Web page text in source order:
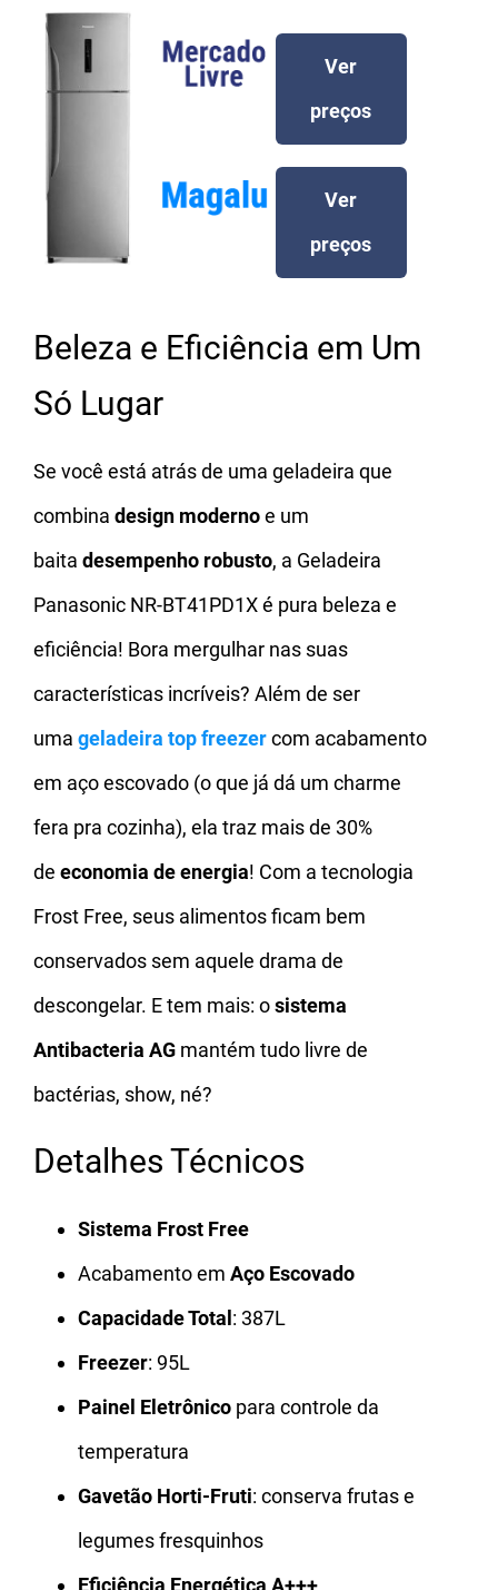
Ver
preços
Ver
preços
Beleza e Eficiência em Um
Só Lugar
Se você está atrás de uma geladeira que
combina design modernoe um
baita desempenho robusto, a Geladeira
Panasonic NR-BT41PD1X é pura beleza e
eficiência! Bora mergulhar nas suas
características incríveis? Além de ser
uma geladeira top freezercom acabamento
em aço escovado (o que já dá um charme
fera pra cozinha), ela traz mais de 30%
de economia de energia! Com a tecnologia
Frost Free, seus alimentos ficam bem
conservados sem aquele drama de
descongelar. E tem mais: osistema
Antibacteria AG mantém tudo livre de
bactérias, show, né?
Detalhes Técnicos
Sistema Frost Free
Acabamento em Aço Escovado
Capacidade Total: 387L
Freezer: 95L
Painel Eletrônico para controle da
temperatura
Gavetão Horti-Fruti: conserva frutas e
legumes fresquinhos
Eficiência Energética A+++